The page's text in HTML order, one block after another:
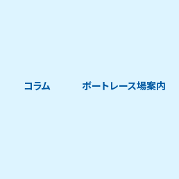
コラム ボートレース場案内